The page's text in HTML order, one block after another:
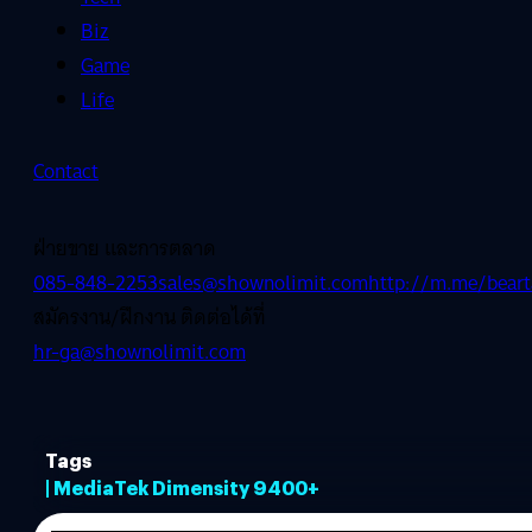
Biz
Game
Life
Contact
ฝ่ายขาย และการตลาด
085-848-2253sales@shownolimit.comhttp://m.me/
สมัครงาน/ฝึกงาน ติดต่อได้ที่
hr-ga@shownolimit.com
Tags
| MediaTek Dimensity 9400+